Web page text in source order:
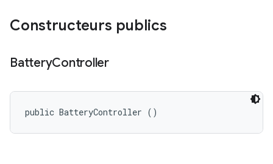
Constructeurs publics
BatteryController
public BatteryController ()